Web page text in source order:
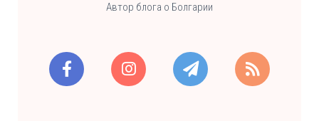
Автор блога о Болгарии